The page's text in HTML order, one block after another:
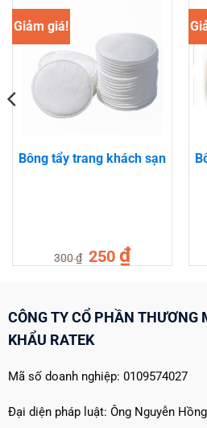
Giảm giá!
Bông tẩy trang khách sạn
300₫
Giá
gốc
là:
250 ₫Giá
hiện
tại
CÔNG TY CỔ PHẦN THƯƠNG
KHẨU RATEK
Mã số doanh nghiệp: 0109574027
Đại diện pháp luật: Ông Nguyễn